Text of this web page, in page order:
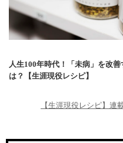
人生100年時代！「未病」を改善
は？【生涯現役レシピ】
【生涯現役レシピ】連